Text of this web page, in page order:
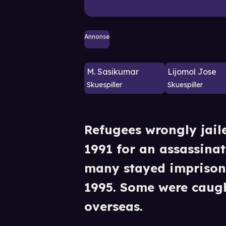
Annonse
M. Sasikumar
Skuespiller
Lijomol Jose
Skuespiller
Refugees wrongly
1991 for an
many stayed
1995. Some were
overseas.